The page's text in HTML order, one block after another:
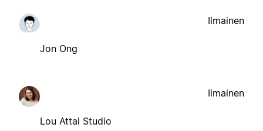
Jon Ong
Ilmainen
Lou Attal Studio
Ilmainen